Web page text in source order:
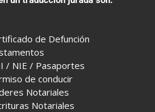
de Defunción
/ NIE / Pasaportes
de conducir
Notariales
Notariales